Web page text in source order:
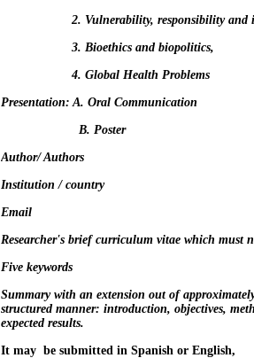
2. Vulnerability,
3. Bioethics and biopolitics,
4. Global Health Problems
Presentation: A. Oral Communication
B. Poster
Author/ Authors
Institution / country
Email
Researcher's brief curriculum vitae which must
Five keywords
Summary with an extension out of
structured manner: introduction, objectives,
expected results.
It may be submitted in Spanish or English,